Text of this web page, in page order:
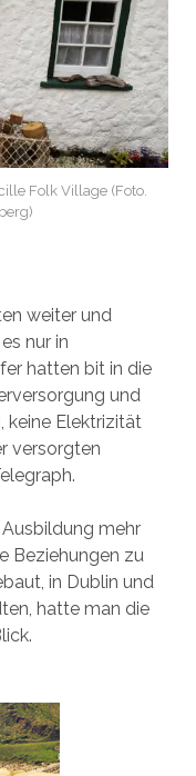
Folk Village (Foto.
weiter und
nur in
hatten bit in die
und
keine Elektrizität
versorgten
mehr
Beziehungen zu
in Dublin und
hatte man die